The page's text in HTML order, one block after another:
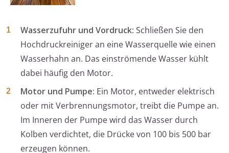
Wasserzufuhr und Vordruck: Schließen Sie den
Hochdruckreiniger an eine Wasserquelle wie einen
Wasserhahn an. Das einströmende Wasser kühlt
dabei häufig den Motor.
Motor und Pumpe: Ein Motor, entweder elektrisch
oder mit Verbrennungsmotor, treibt die Pumpe an.
Im Inneren der Pumpe wird das Wasser durch
Kolben verdichtet, die Drücke von 100 bis 500 bar
erzeugen können.